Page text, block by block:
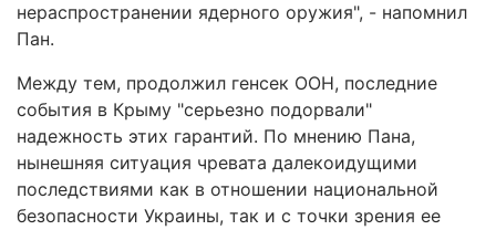
нераспространении ядерного оружия", - напомнил
Пан.
Между тем, продолжил генсек ООН, последние
события в Крыму "серьезно подорвали"
надежность этих гарантий. По мнению Пана,
нынешняя ситуация чревата далекоидущими
последствиями как в отношении национальной
безопасности Украины, так и с точки зрения ее